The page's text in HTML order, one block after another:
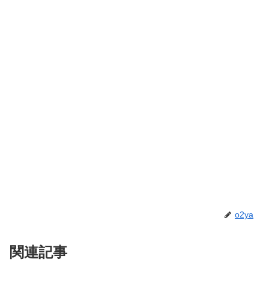
o2ya
関連記事